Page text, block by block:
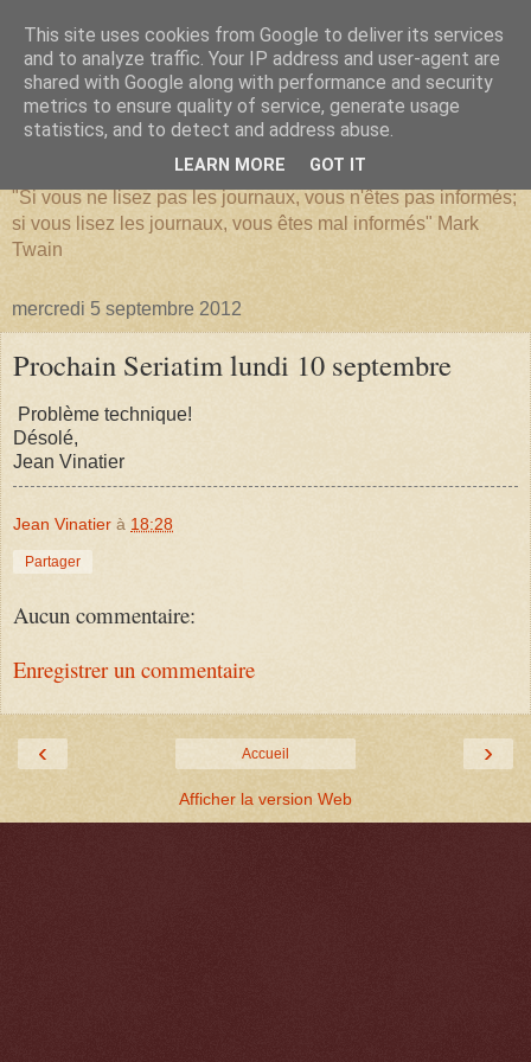
SERIATIM
"Si vous ne lisez pas les journaux, vous n'êtes pas informés;
si vous lisez les journaux, vous êtes mal informés" Mark
Twain
mercredi 5 septembre 2012
Prochain Seriatim lundi 10 septembre
Problème technique!
Désolé,
Jean Vinatier
Jean Vinatier à 18:28
Partager
Aucun commentaire:
Enregistrer un commentaire
‹ ›
Accueil
Afficher la version Web
This site uses cookies from Google to deliver its services
and to analyze traffic. Your IP address and user-agent are
shared with Google along with performance and security
metrics to ensure quality of service, generate usage
statistics, and to detect and address abuse.
LEARN MORE GOT IT